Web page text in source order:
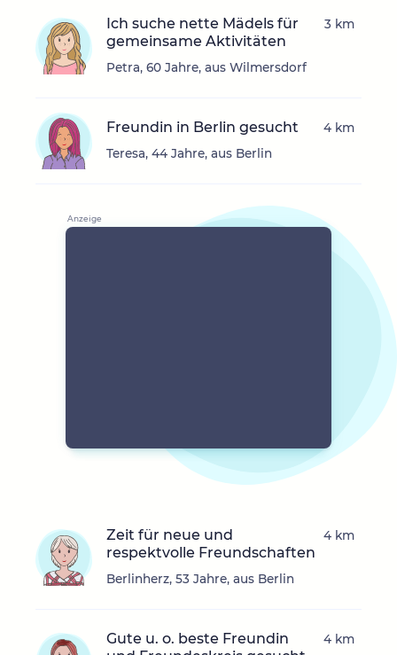
Ich suche nette Mädels für
gemeinsame Aktivitäten
Petra, 60 Jahre, aus Wilmersdorf
3 km
Freundin in Berlin gesucht
Teresa, 44 Jahre, aus Berlin
4 km
Zeit für neue und
respektvolle Freundschaften
Berlinherz, 53 Jahre, aus Berlin
4 km
Gute u. o. beste Freundin
4 km